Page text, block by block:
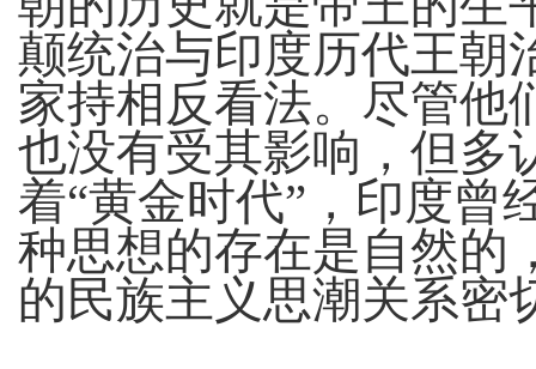
颠统治与印度历代王朝
家持相反看法。尽管他
也没有受其影响，但多
着“黄金时代”，印度曾
种思想的存在是自然的
的民族主义思潮关系密